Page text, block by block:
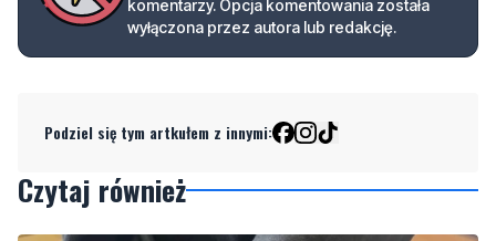
Podziel się tym artkułem z innymi: